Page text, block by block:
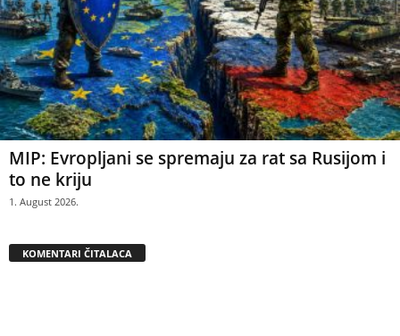
MIP: Evropljani se spremaju za rat sa Rusijom i
to ne kriju
1. August 2026.
KOMENTARI ČITALACA